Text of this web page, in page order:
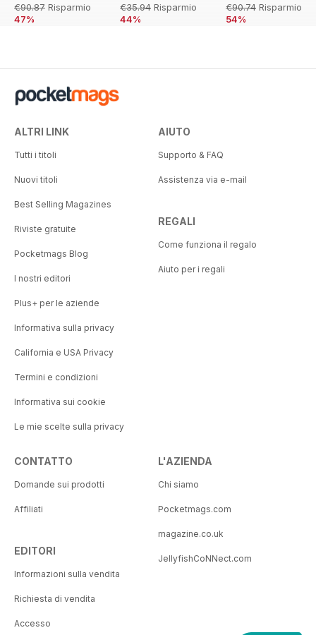
€90.87 Risparmio
47%
€35.94 Risparmio
44%
€90.74 Risparmio
54%
ALTRI LINK
Tutti i titoli
Nuovi titoli
Best Selling Magazines
Riviste gratuite
Pocketmags Blog
I nostri editori
Plus+ per le aziende
Informativa sulla privacy
California e USA Privacy
Termini e condizioni
Informativa sui cookie
Le mie scelte sulla privacy
AIUTO
Supporto & FAQ
Assistenza via e-mail
REGALI
Come funziona il regalo
Aiuto per i regali
CONTATTO
Domande sui prodotti
Affiliati
EDITORI
Informazioni sulla vendita
Richiesta di vendita
Accesso
L'AZIENDA
Chi siamo
Pocketmags.com
magazine.co.uk
JellyfishCoNNect.com